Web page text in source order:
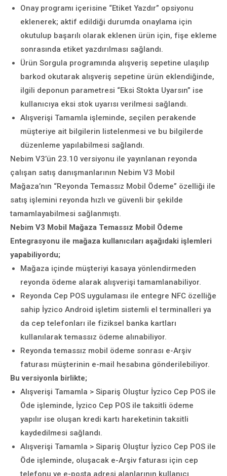
Onay programı içerisine “Etiket Yazdır” opsiyonu
eklenerek; aktif edildiği durumda onaylama için
okutulup başarılı olarak eklenen ürün için, fişe ekleme
sonrasında etiket yazdırılması sağlandı.
Ürün Sorgula programında alışveriş sepetine ulaşılıp
barkod okutarak alışveriş sepetine ürün eklendiğinde,
ilgili deponun parametresi “Eksi Stokta Uyarsın” ise
kullanıcıya eksi stok uyarısı verilmesi sağlandı.
Alışverişi Tamamla işleminde, seçilen perakende
müşteriye ait bilgilerin listelenmesi ve bu bilgilerde
düzenleme yapılabilmesi sağlandı.
Nebim V3’ün 23.10 versiyonu ile yayınlanan reyonda
çalışan satış danışmanlarının Nebim V3 Mobil
Mağaza’nın “Reyonda Temassız Mobil Ödeme” özelliği ile
satış işlemini reyonda hızlı ve güvenli bir şekilde
tamamlayabilmesi sağlanmıştı.
Nebim V3 Mobil Mağaza Temassız Mobil Ödeme
Entegrasyonu ile mağaza kullanıcıları aşağıdaki işlemleri
yapabiliyordu;
Mağaza içinde müşteriyi kasaya yönlendirmeden
reyonda ödeme alarak alışverişi tamamlanabiliyor.
Reyonda Cep POS uygulaması ile entegre NFC özelliğe
sahip İyzico Android işletim sistemli el terminalleri ya
da cep telefonları ile fiziksel banka kartları
kullanılarak temassız ödeme alınabiliyor.
Reyonda temassız mobil ödeme sonrası e-Arşiv
faturası müşterinin e-mail hesabına gönderilebiliyor.
Bu versiyonla birlikte;
Alışverişi Tamamla > Sipariş Oluştur İyzico Cep POS ile
Öde işleminde, İyzico Cep POS ile taksitli ödeme
yapılır ise oluşan kredi kartı hareketinin taksitli
kaydedilmesi sağlandı.
Alışverişi Tamamla > Sipariş Oluştur İyzico Cep POS ile
Öde işleminde, oluşacak e-Arşiv faturası için cep
telefonu ve e-posta adresi alanlarının kullanıcı